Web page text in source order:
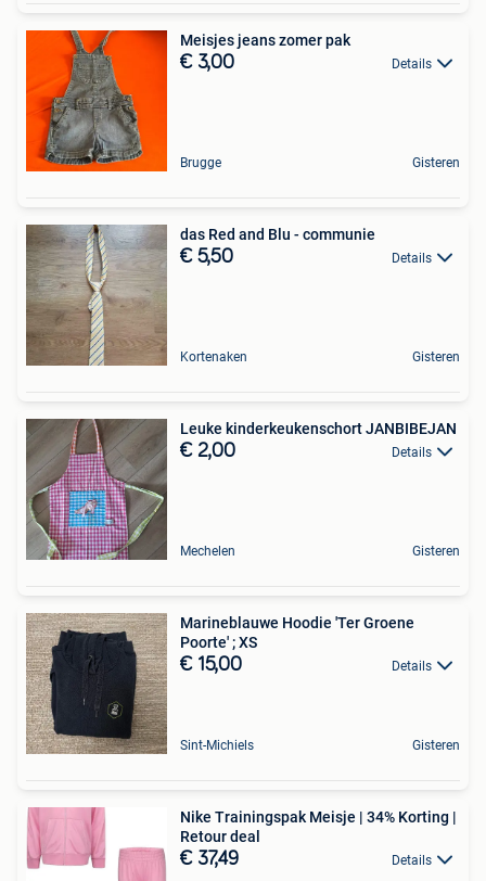
Meisjes jeans zomer pak
€ 3,00 Details
Brugge Gisteren
das Red and Blu - communie
€ 5,50 Details
Kortenaken Gisteren
Leuke kinderkeukenschort JANBIBEJAN
€ 2,00 Details
Mechelen Gisteren
Marineblauwe Hoodie 'Ter Groene
Poorte' ; XS
€ 15,00 Details
Sint-Michiels Gisteren
Nike Trainingspak Meisje | 34% Korting |
Retour deal
€ 37,49 Details